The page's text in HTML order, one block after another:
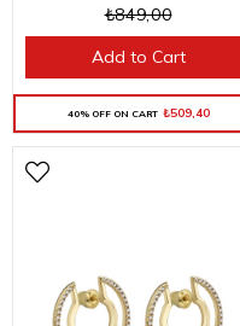
₺849,00
40% OFF ON CART ₺509,40
Add to Cart